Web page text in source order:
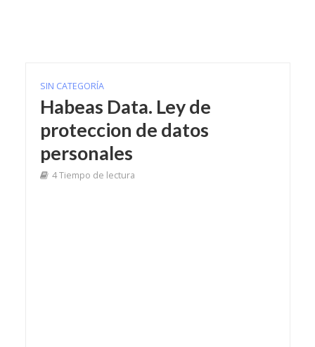
SIN CATEGORÍA
Habeas Data. Ley de
proteccion de datos
personales
4 Tiempo de lectura